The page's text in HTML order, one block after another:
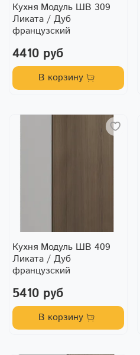
Кухня Модуль ШВ 309
Ликата / Дуб
французский
4410 руб
В корзину
Кухня Модуль ШВ 409
Ликата / Дуб
французский
5410 руб
В корзину